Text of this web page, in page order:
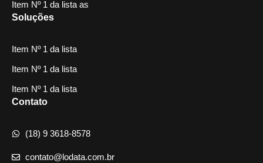
Item Nº 1 da lista as
Soluções
Item Nº 1 da lista
Item Nº 1 da lista
Item Nº 1 da lista
Contato
(18) 9 3618-8578
contato@lodata.com.br